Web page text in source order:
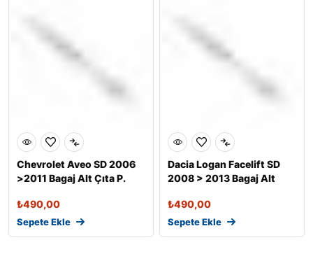
Chevrolet Aveo SD 2006
>2011 Bagaj Alt Çıta P.
₺490,00
Sepete Ekle
Dacia Logan Facelift SD
2008 > 2013 Bagaj Alt
₺490,00
Sepete Ekle